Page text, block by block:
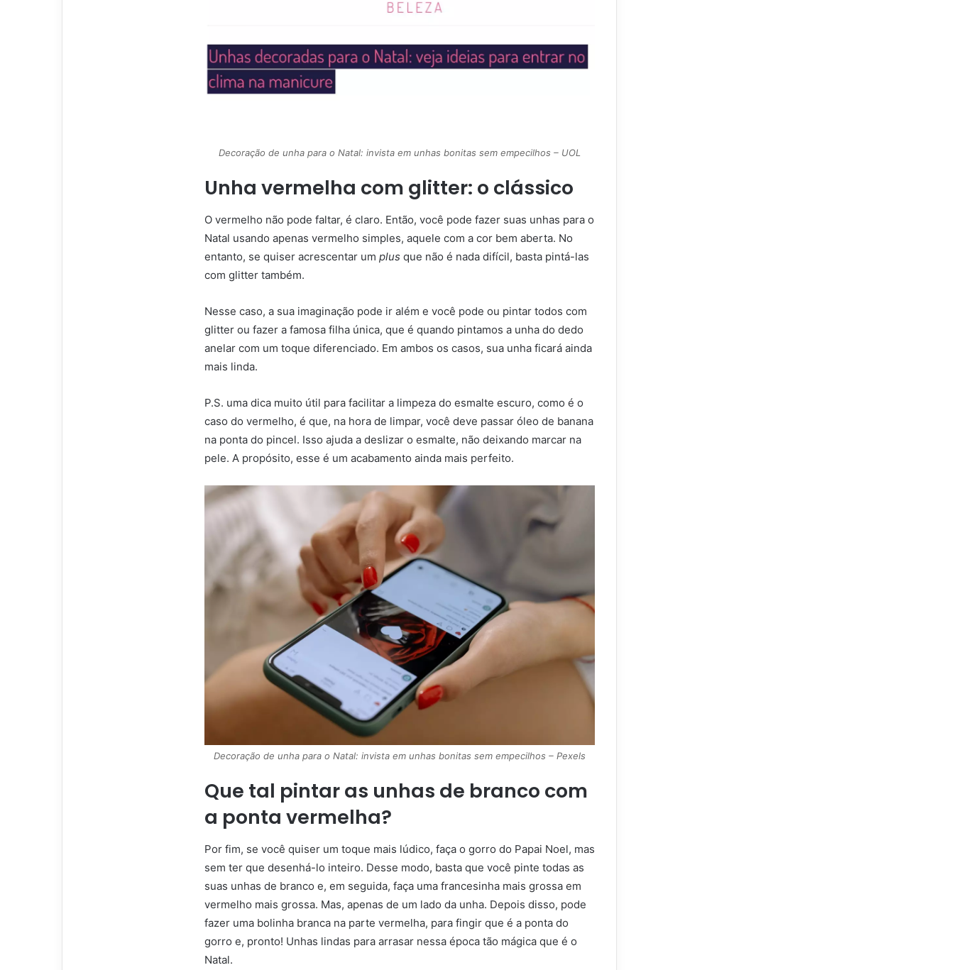
Decoração de unha para o Natal: invista em unhas bonitas sem empecilhos – UOL
Unha vermelha com glitter: o clássico
O vermelho não pode faltar, é claro. Então, você pode fazer suas unhas para o
Natal usando apenas vermelho simples, aquele com a cor bem aberta. No
entanto, se quiser acrescentar um plus que não é nada difícil, basta pintá-las
com glitter também.
Nesse caso, a sua imaginação pode ir além e você pode ou pintar todos com
glitter ou fazer a famosa filha única, que é quando pintamos a unha do dedo
anelar com um toque diferenciado. Em ambos os casos, sua unha ficará ainda
mais linda.
P.S. uma dica muito útil para facilitar a limpeza do esmalte escuro, como é o
caso do vermelho, é que, na hora de limpar, você deve passar óleo de banana
na ponta do pincel. Isso ajuda a deslizar o esmalte, não deixando marcar na
pele. A propósito, esse é um acabamento ainda mais perfeito.
Decoração de unha para o Natal: invista em unhas bonitas sem empecilhos – Pexels
Que tal pintar as unhas de branco com
a ponta vermelha?
Por fim, se você quiser um toque mais lúdico, faça o gorro do Papai Noel, mas
sem ter que desenhá-lo inteiro. Desse modo, basta que você pinte todas as
suas unhas de branco e, em seguida, faça uma francesinha mais grossa em
vermelho mais grossa. Mas, apenas de um lado da unha. Depois disso, pode
fazer uma bolinha branca na parte vermelha, para fingir que é a ponta do
gorro e, pronto! Unhas lindas para arrasar nessa época tão mágica que é o
Natal.